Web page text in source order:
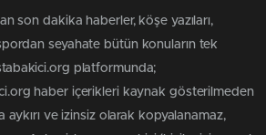
son dakika haberler, köşe yazıları,
seyahate bütün konuların tek
platformunda;
haber içerikleri kaynak gösterilmeden
aykırı ve izinsiz olarak kopyalanamaz,